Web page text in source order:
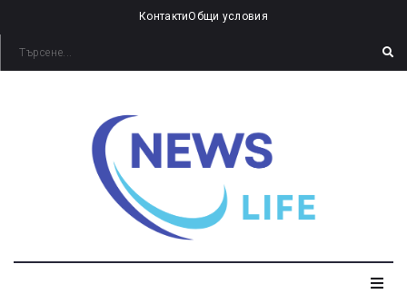
КонтактиОбщи условия